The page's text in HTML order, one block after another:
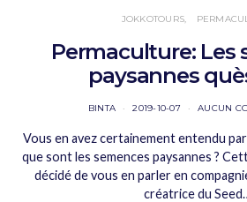
JOKKOTOURS
Permaculture: Les
paysannes
BINTA 2019-10-07 AUCUN
Vous en avez certainement entendu
que sont les semences paysannes ?
décidé de vous en parler en
créatrice du